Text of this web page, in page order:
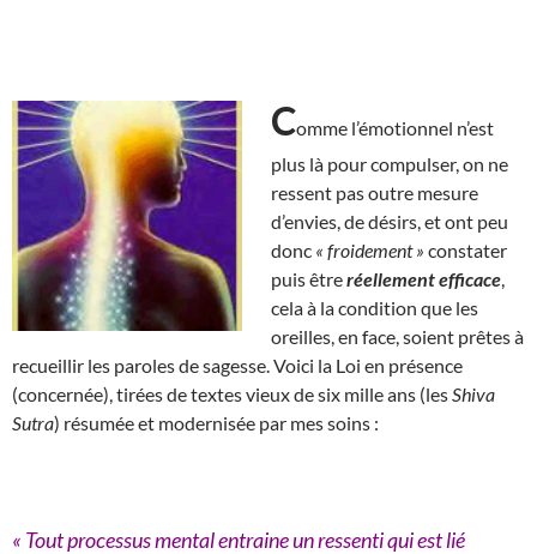
Comme l’émotionnel n’est
plus là pour compulser, on ne
ressent pas outre mesure
d’envies, de désirs, et ont peu
donc « froidement » constater
puis êtreréellement efficace
cela à la condition que les
oreilles, en face, soient prêtes à
recueillir les paroles de sagesse. Voici la Loi en présence
(concernée), tirées de textes vieux de six mille ans (les Shiva
Sutra) résumée et modernisée par mes soins :
« Tout processus mental entraine un ressenti qui est lié